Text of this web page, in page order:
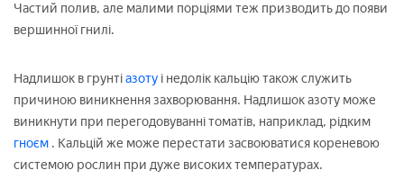
Частий полив, але малими порціями теж призводить до появи
вершинної гнилі.
Надлишок в грунтіазоту і недолік кальцію також служить
причиною виникнення захворювання. Надлишок азоту може
виникнути при перегодовуванні томатів, наприклад, рідким
гноєм . Кальцій же може перестати засвоюватися кореневою
системою рослин при дуже високих температурах.